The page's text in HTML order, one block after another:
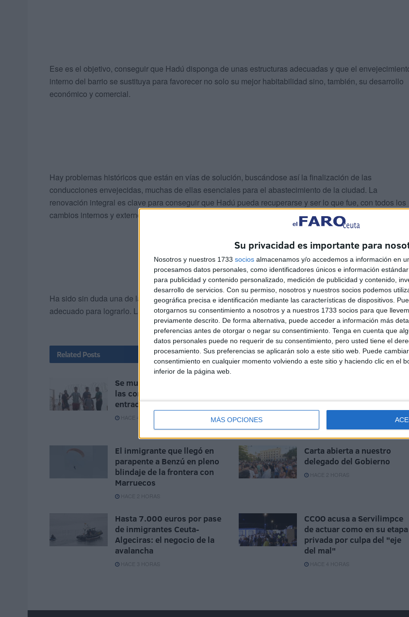
Su privacidad es importante para
Nosotros y nuestros 1733 socios almacenamos y/o accedemos a información en
procesamos datos personales, como identificadores únicos e información
para publicidad y contenido personalizado, medición de publicidad y contenido,
desarrollo de servicios. Con su permiso, nosotros y nuestros socios podemos
geográfica precisa e identificación mediante las características de dispositivos.
otorgarnos su consentimiento a nosotros y a nuestros 1733 socios para que
previamente descrito. De forma alternativa, puede acceder a información más
preferencias antes de otorgar o negar su consentimiento. Tenga en cuenta que
datos personales puede no requerir de su consentimiento, pero usted tiene el
procesamiento. Sus preferencias se aplicarán solo a este sitio web. Puede
consentimiento en cualquier momento volviendo a este sitio y haciendo clic en el
inferior de la página web.
MÁS OPCIONES
Ese es el objetivo, conseguir que Hadú disponga de unas estructuras adecuadas y que el
interno del barrio se sustituya para favorecer no solo su mejor habitabilidad sino, también, su desarrollo
económico y comercial.
Hay problemas históricos que están en vías de solución, buscándose así la finalización de las
conducciones envejecidas, muchas de ellas esenciales para el abastecimiento de la ciudad. La
renovación integral es clave para conseguir que Hadú pueda recuperarse y ser lo que fue, con todos los
cambios internos y externos debidos.
Ha sido sin duda una de las grandes apuestas urbanísticas del Gobierno y se está en el camino
adecuado para lograrlo. La gran prueba llegará cuando esta intervención finalice.
Related Posts
Se multiplican en Marruecos
las convocatorias para una
entrada masiva a España
HACE 48 MINUTOS
cada dos años? Comprueba
si ha caducado
HACE 2 HORAS
El inmigrante que llegó en
parapente a Benzú en pleno
blindaje de la frontera con
Marruecos
HACE 2 HORAS
Carta abierta a nuestro
delegado del Gobierno
HACE 2 HORAS
Hasta 7.000 euros por pase
de inmigrantes Ceuta-
Algeciras: el negocio de la
avalancha
HACE 3 HORAS
CCOO acusa a Servilimpce
de actuar como en su etapa
privada por culpa del "eje
del mal"
HACE 4 HORAS